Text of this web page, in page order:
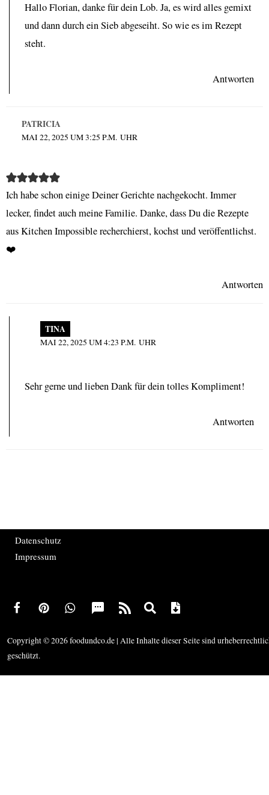
Hallo Florian, danke für dein Lob. Ja, es wird alles gemixt
und dann durch ein Sieb abgeseiht. So wie es im Rezept
steht.
Antworten
PATRICIA
MAI 22, 2025 UM 3:25 P.M. UHR
Ich habe schon einige Deiner Gerichte nachgekocht. Immer
lecker, findet auch meine Familie. Danke, dass Du die Rezepte
aus Kitchen Impossible recherchierst, kochst und veröffentlichst.
❤️
Antworten
TINA
MAI 22, 2025 UM 4:23 P.M. UHR
Sehr gerne und lieben Dank für dein tolles Kompliment!
Antworten
Datenschutz
Impressum
Copyright © 2026 foodundco.de | Alle Inhalte dieser Seite sind
geschützt.